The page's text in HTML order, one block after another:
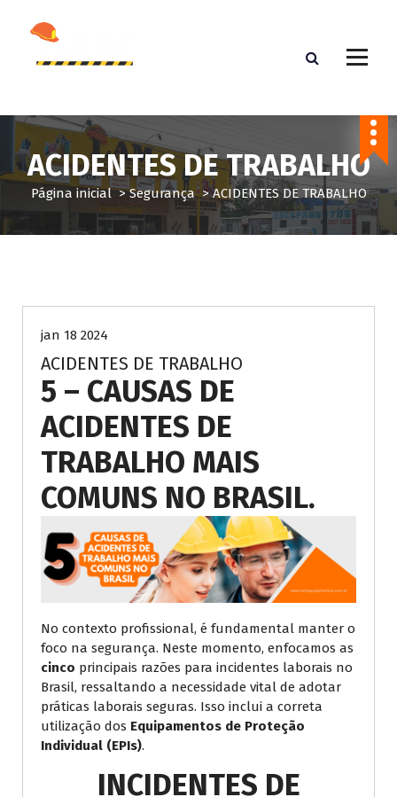
o
ACIDENTES DE TRABALHO
Página inicial>Segurança>ACIDENTES DE TRABALHO
jan 18 2024
ACIDENTES DE TRABALHO
5 – CAUSAS DE
ACIDENTES DE
TRABALHO MAIS
COMUNS NO BRASIL.
No contexto profissional, é fundamental manter o
foco na segurança. Neste momento, enfocamos as
cinco principais razões para incidentes laborais no
Brasil, ressaltando a necessidade vital de adotar
práticas laborais seguras. Isso inclui a correta
utilização dos Equipamentos de Proteção
Individual (EPIs).
INCIDENTES DE